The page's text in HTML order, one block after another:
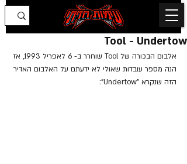
Tool - Undertow
אלבום הבכורה של Tool שוחרר ב- 6 לאפריל 1993, אז
הנה מספר עובדות שאולי לא ידעתם על האלבום האדיר
הזה שנקרא "Undertow":